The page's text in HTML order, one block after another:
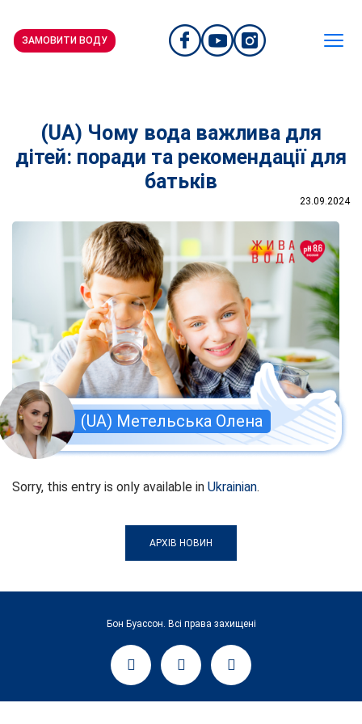
ЗАМОВИТИ ВОДУ
(UA) Чому вода важлива для
дітей: поради та рекомендації для
батьків
23.09.2024
(UA) Метельська Олена
Sorry, this entry is only available in Ukrainian.
АРХІВ НОВИН
Бон Буассон. Всі права захищені